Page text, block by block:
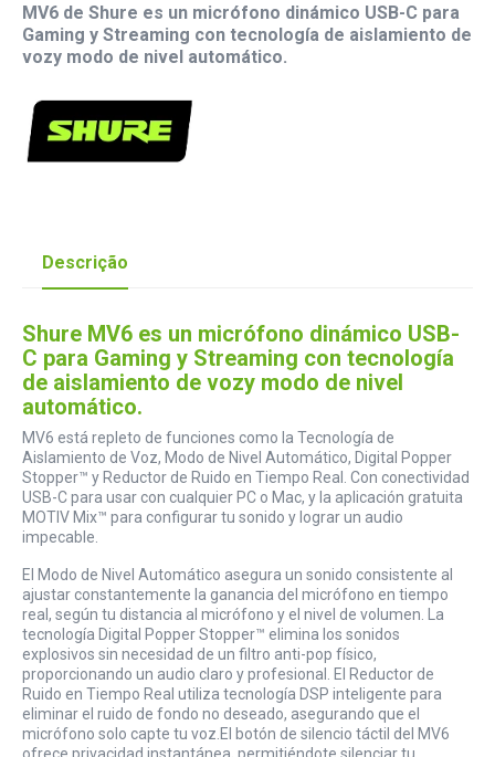
MV6 de Shure es un micrófono dinámico USB-C para
Gaming y Streaming con tecnología de aislamiento de
vozy modo de nivel automático.
Descrição
Shure MV6 es un micrófono dinámico USB-
C para Gaming y Streaming con tecnología
de aislamiento de vozy modo de nivel
automático.
MV6 está repleto de funciones como la Tecnología de
Aislamiento de Voz, Modo de Nivel Automático, Digital Popper
Stopper™ y Reductor de Ruido en Tiempo Real. Con conectividad
USB-C para usar con cualquier PC o Mac, y la aplicación gratuita
MOTIV Mix™ para configurar tu sonido y lograr un audio
impecable.
El Modo de Nivel Automático asegura un sonido consistente al
ajustar constantemente la ganancia del micrófono en tiempo
real, según tu distancia al micrófono y el nivel de volumen. La
tecnología Digital Popper Stopper™ elimina los sonidos
explosivos sin necesidad de un filtro anti-pop físico,
proporcionando un audio claro y profesional. El Reductor de
Ruido en Tiempo Real utiliza tecnología DSP inteligente para
eliminar el ruido de fondo no deseado, asegurando que el
micrófono solo capte tu voz.El botón de silencio táctil del MV6
ofrece privacidad instantánea, permitiéndote silenciar tu